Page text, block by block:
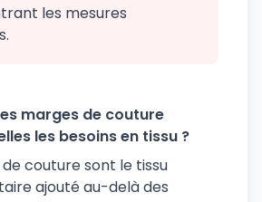
les mesures
marges de couture
les besoins en tissu ?
couture sont le tissu
ajouté au-delà des